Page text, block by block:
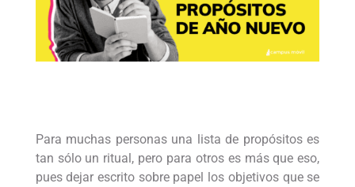
Para muchas personas una lista de propósitos es
tan sólo un ritual, pero para otros es más que eso,
pues dejar escrito sobre papel los objetivos que se